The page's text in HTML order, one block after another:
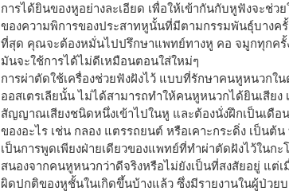
การได้ยินของหูอย่างละเอียด เพื่อให้เข้ากันกับหูฟังจะช่
ของความพิการของประสาทหูนั้นที่มีตามกรรมพันธุ์บางค
ที่สุด คุณจะต้องหมั่นไปปรึกษาแพทย์ทางหู คอ จมูกทุกครั้
มันจะใช้การได้ไม่ดีเหมือนตอนใส่ใหม่ๆ
การผ่าตัดใช้เครื่องช่วยฟังฝังไว้ แบบที่รักษาคนหูหนวกใน
ออสเตรเลียนั้น ไม่ได้สามารถทำให้คนหูหนวกได้ยินเสีย
สัญญาณเสียงชนิดหนึ่งเข้าไปในหู และต้องนั่งฝึกเป็นเดื
ของอะไร เช่น กลอง แตรรถยนต์ หรือเคาะกระดิ่ง เป็น
เป็นการพูดเพียงฝ่ายเดียวของแพทย์ที่ทำผ่าตัดฝังไว้ในก
สนองจากคนหูหนวกว่าดีจริงหรือไม่ยังเป็นที่สงสัยอยู่ แต่เ
ผิดปกติของหูชั้นในเกิดขึ้นบ้างแล้ว ซึ่งมีรายงานในผู้ป่วยบ